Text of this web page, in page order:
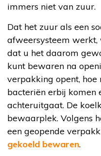
immers niet van zuur.
Dat het zuur als een
afweersysteem
dat u het daarom
kunt bewaren na
verpakking opent, hoe
bacteriën erbij komen
achteruitgaat. De
bewaarplek. Volgens
een geopende
gekoeld bewaren.